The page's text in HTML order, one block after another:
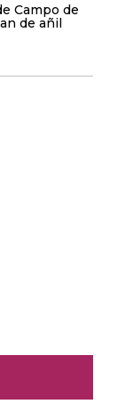
Campo de
de añil